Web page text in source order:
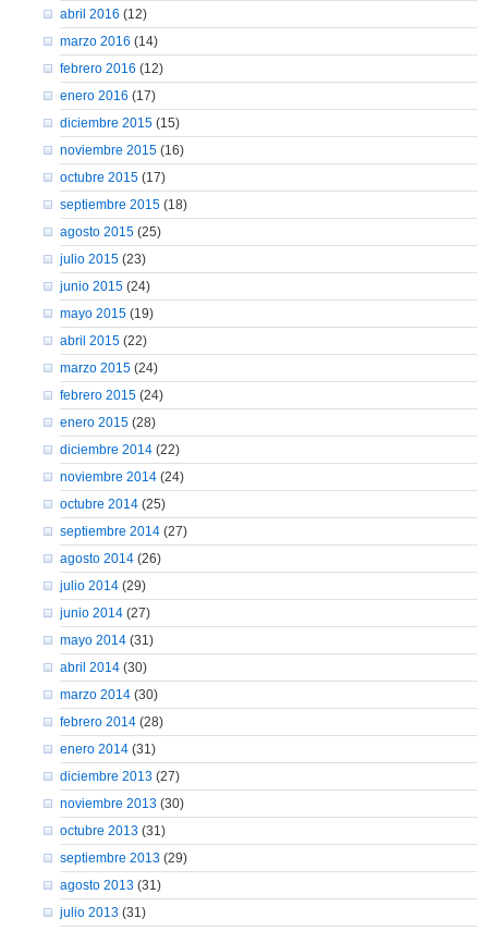
abril 2016 (12)
marzo 2016 (14)
febrero 2016 (12)
enero 2016 (17)
diciembre 2015(15)
noviembre 2015(16)
octubre 2015(17)
septiembre 2015(18)
agosto 2015(25)
julio 2015(23)
junio 2015(24)
mayo 2015(19)
abril 2015(22)
marzo 2015(24)
febrero 2015(24)
enero 2015(28)
diciembre 2014(22)
noviembre 2014(24)
octubre 2014(25)
septiembre 2014(27)
agosto 2014(26)
julio 2014(29)
junio 2014(27)
mayo 2014(31)
abril 2014(30)
marzo 2014(30)
febrero 2014(28)
enero 2014(31)
diciembre 2013(27)
noviembre 2013(30)
octubre 2013(31)
septiembre 2013(29)
agosto 2013(31)
julio 2013(31)